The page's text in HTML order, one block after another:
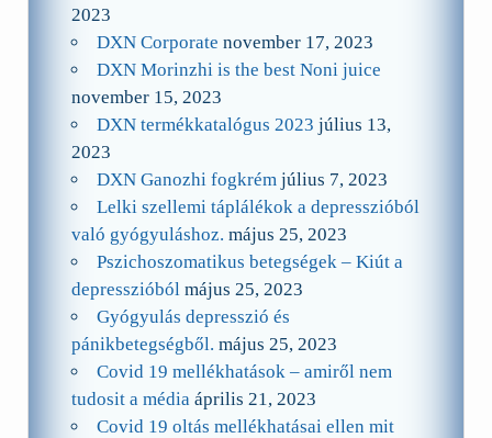
2023
DXN Corporate november 17, 2023
DXN Morinzhi is the best Noni juice
november 15, 2023
DXN termékkatalógus 2023 július 13,
2023
DXN Ganozhi fogkrém július 7, 2023
Lelki szellemi táplálékok a depresszióból
való gyógyuláshoz. május 25, 2023
Pszichoszomatikus betegségek – Kiút a
depresszióból május 25, 2023
Gyógyulás depresszió és
pánikbetegségből. május 25, 2023
Covid 19 mellékhatások – amiről nem
tudosit a média április 21, 2023
Covid 19 oltás mellékhatásai ellen mit